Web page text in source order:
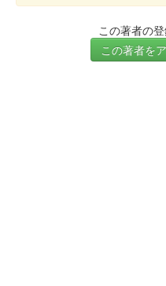
この著者の
この著者を